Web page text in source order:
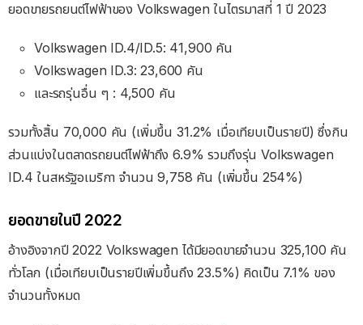
ยอดขายรถยนต์ไฟฟ้าของ Volkswagen ในไตรมาสที่ 1 ปี 2023
Volkswagen ID.4/ID.5: 41,900 คัน
Volkswagen ID.3: 23,600 คัน
และรถรุ่นอื่น ๆ : 4,500 คัน
รวมทั้งสิ้น 70,000 คัน (เพิ่มขึ้น 31.2% เมื่อเทียบเป็นรายปี) ซึ่งกิน
ส่วนแบ่งในตลาดรถยนต์ไฟฟ้าถึง 6.9% รวมถึงรุ่น Volkswagen
ID.4 ในสหรัฐอเมริกา จำนวน 9,758 คัน (เพิ่มขึ้น 254%)
ยอดขายในปี 2022
อ้างอิงจากปี 2022 Volkswagen ได้มียอดขายจำนวน 325,100 คัน
ทั่วโลก (เมื่อเทียบเป็นรายปีเพิ่มขึ้นถึง 23.5%) คิดเป็น 7.1% ของ
จำนวนทั้งหมด